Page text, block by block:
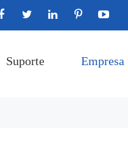
Suporte Empresa